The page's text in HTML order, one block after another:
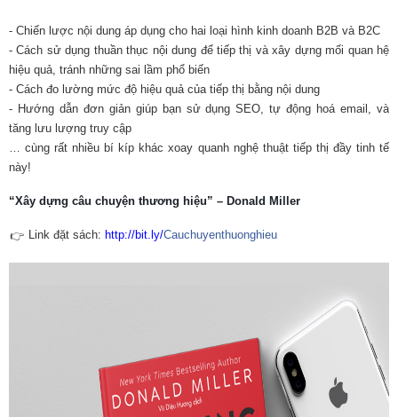
- Chiến lược nội dung áp dụng cho hai loại hình kinh doanh B2B và B2C
- Cách sử dụng thuần thục nội dung để tiếp thị và xây dựng mối quan hệ
hiệu quả, tránh những sai lầm phổ biến
- Cách đo lường mức độ hiệu quả của tiếp thị bằng nội dung
- Hướng dẫn đơn giản giúp bạn sử dụng SEO, tự động hoá email, và
tăng lưu lượng truy cập
… cùng rất nhiều bí kíp khác xoay quanh nghệ thuật tiếp thị đầy tinh tế
này!
“Xây dựng câu chuyện thương hiệu” – Donald Miller
👉 Link đặt sách: http://bit.ly/Cauchuyenthuonghieu